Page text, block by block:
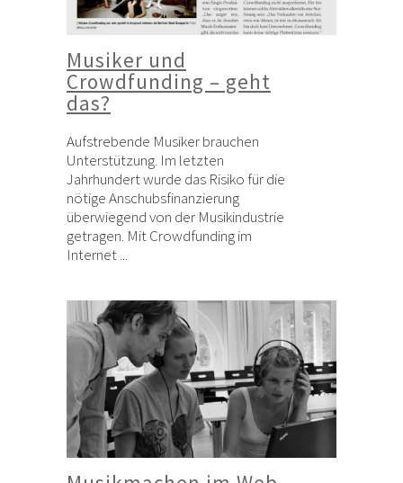
Musiker und
Crowdfunding – geht
das?
Aufstrebende Musiker brauchen
Unterstützung. Im letzten
Jahrhundert wurde das Risiko für die
nötige Anschubsfinanzierung
überwiegend von der Musikindustrie
getragen. Mit Crowdfunding im
Internet ...